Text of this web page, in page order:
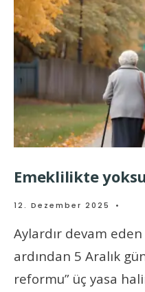
Emeklilikte
12. Dezember 2025 •
Aylardır devam
ardından 5 Aralık
reformu” üç yasa